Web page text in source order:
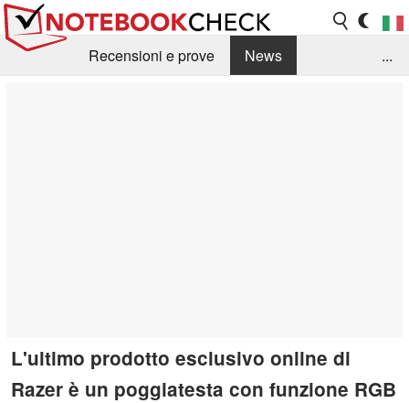
Recensioni e prove
News
...
L'ultimo prodotto esclusivo online di
Razer è un poggiatesta con funzione RGB